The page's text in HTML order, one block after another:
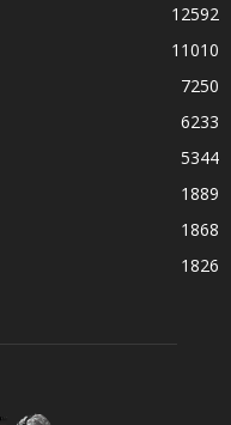
12592
11010
7250
6233
5344
1889
1868
1826